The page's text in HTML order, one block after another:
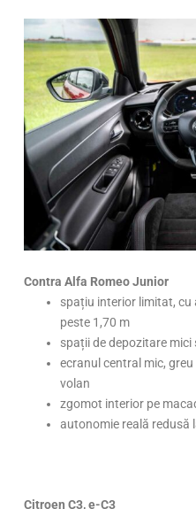
Contra Alfa Romeo Junior
spațiu interior limitat, cu
peste 1,70 m
spații de depozitare mici
ecranul central mic,
volan
zgomot interior pe
autonomie reală redusă
Citroen C3, e-C3